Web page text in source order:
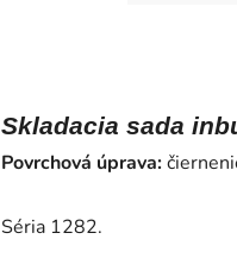
Skladacia sada
Povrchová úprava:
Séria 1282.